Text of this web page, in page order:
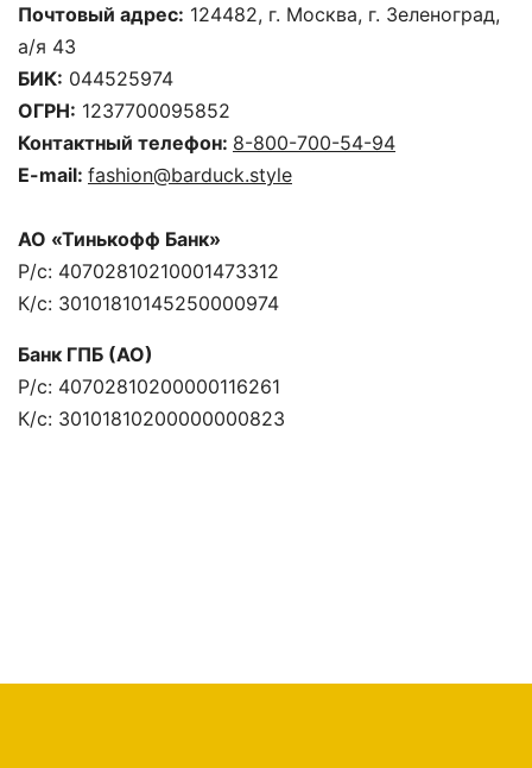
Почтовый адрес: 124482, г. Москва, г. Зеленоград,
а/я 43
БИК: 044525974
ОГРН: 1237700095852
Контактный телефон: 8-800-700-54-94
E-mail: fashion@barduck.style
АО «Тинькофф Банк»
Р/с: 40702810210001473312
К/с: 30101810145250000974
Банк ГПБ (АО)
Р/с: 40702810200000116261
К/с: 30101810200000000823